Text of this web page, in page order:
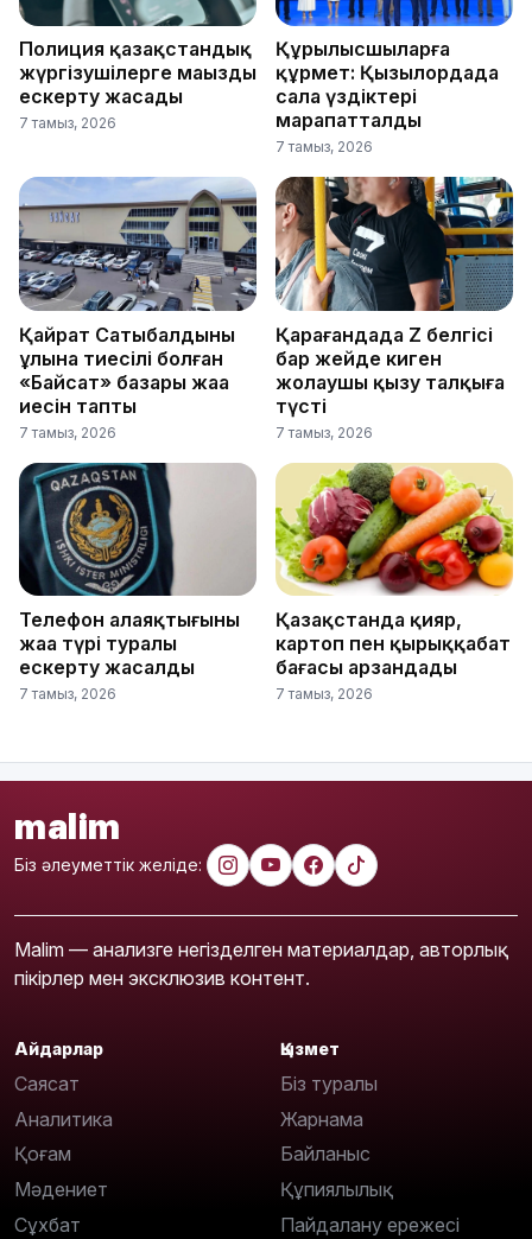
Полиция қазақстандық
жүргізушілерге маңызды
ескерту жасады
7 тамыз, 2026
Құрылысшыларға
құрмет: Қызылордада
сала үздіктері
марапатталды
7 тамыз, 2026
Қайрат Сатыбалдының
ұлына тиесілі болған
«Байсат» базары жаңа
иесін тапты
7 тамыз, 2026
Қарағандада Z белгісі
бар жейде киген
жолаушы қызу талқыға
түсті
7 тамыз, 2026
Телефон алаяқтығының
жаңа түрі туралы
ескерту жасалды
7 тамыз, 2026
Қазақстанда қияр,
картоп пен қырыққабат
бағасы арзандады
7 тамыз, 2026
malim
Біз әлеуметтік желіде:
Malim — анализге негізделген материалдар, авторлық
пікірлер мен эксклюзив контент.
Айдарлар
Саясат
Аналитика
Қоғам
Мәдениет
Сұхбат
Қызмет
Біз туралы
Жарнама
Байланыс
Құпиялылық
Пайдалану ережесі